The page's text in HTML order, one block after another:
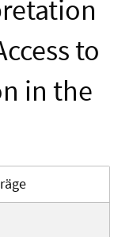
to
in the